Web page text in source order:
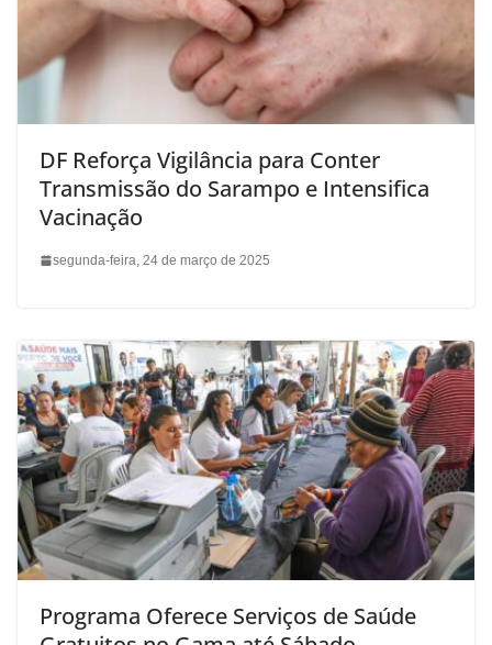
DF Reforça Vigilância para Conter
Transmissão do Sarampo e Intensifica
Vacinação
segunda-feira, 24 de março de 2025
Programa Oferece Serviços de Saúde